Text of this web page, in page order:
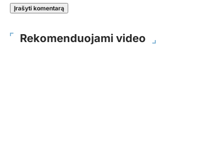
Rekomenduojami video